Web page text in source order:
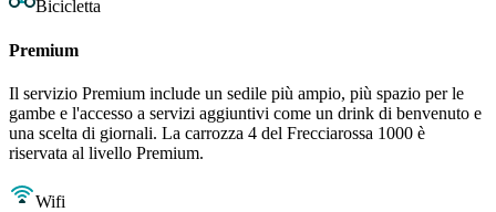
Bicicletta
Premium
Il servizio Premium include un sedile più ampio, più spazio per le
gambe e l'accesso a servizi aggiuntivi come un drink di benvenuto e
una scelta di giornali. La carrozza 4 del Frecciarossa 1000 è
riservata al livello Premium.
Wifi